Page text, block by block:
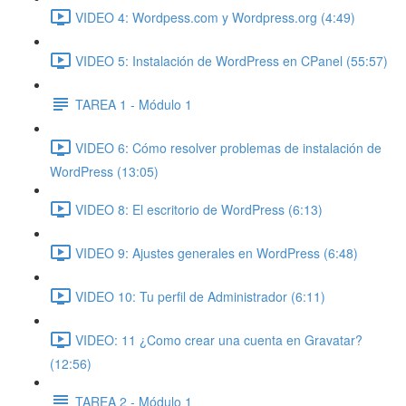
VIDEO 4: Wordpess.com y Wordpress.org (4:49)
VIDEO 5: Instalación de WordPress en CPanel (55:57)
TAREA 1 - Módulo 1
VIDEO 6: Cómo resolver problemas de instalación de
WordPress (13:05)
VIDEO 8: El escritorio de WordPress (6:13)
VIDEO 9: Ajustes generales en WordPress (6:48)
VIDEO 10: Tu perfil de Administrador (6:11)
VIDEO: 11 ¿Como crear una cuenta en Gravatar?
(12:56)
TAREA 2 - Módulo 1